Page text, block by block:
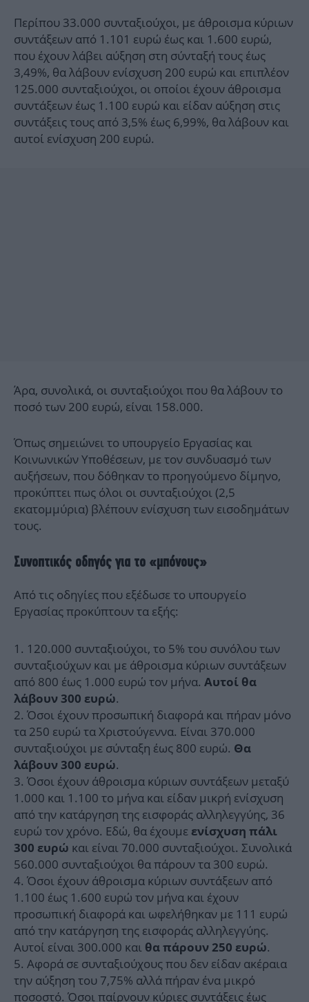
Περίπου 33.000 συνταξιούχοι, με άθροισμα κύριων
συντάξεων από 1.101 ευρώ έως και 1.600 ευρώ,
που έχουν λάβει αύξηση στη σύνταξή τους έως
3,49%, θα λάβουν ενίσχυση 200 ευρώ και επιπλέον
125.000 συνταξιούχοι, οι οποίοι έχουν άθροισμα
συντάξεων έως 1.100 ευρώ και είδαν αύξηση στις
συντάξεις τους από 3,5% έως 6,99%, θα λάβουν και
αυτοί ενίσχυση 200 ευρώ.
Άρα, συνολικά, οι συνταξιούχοι που θα λάβουν το
ποσό των 200 ευρώ, είναι 158.000.
Όπως σημειώνει το υπουργείο Εργασίας και
Κοινωνικών Υποθέσεων, με τον συνδυασμό των
αυξήσεων, που δόθηκαν το προηγούμενο δίμηνο,
προκύπτει πως όλοι οι συνταξιούχοι (2,5
εκατομμύρια) βλέπουν ενίσχυση των εισοδημάτων
τους.
Συνοπτικός οδηγός για το «μπόνους»
Από τις οδηγίες που εξέδωσε το υπουργείο
Εργασίας προκύπτουν τα εξής:
120.000 συνταξιούχοι, το 5% του συνόλου των
συνταξιούχων και με άθροισμα κύριων συντάξεων
από 800 έως 1.000 ευρώ τον μήνα. Αυτοί θα
λάβουν 300 ευρώ.
Όσοι έχουν προσωπική διαφορά και πήραν μόνο
τα 250 ευρώ τα Χριστούγεννα. Είναι 370.000
συνταξιούχοι με σύνταξη έως 800 ευρώ. Θα
λάβουν 300 ευρώ.
Όσοι έχουν άθροισμα κύριων συντάξεων μεταξύ
1.000 και 1.100 το μήνα και είδαν μικρή ενίσχυση
από την κατάργηση της εισφοράς αλληλεγγύης, 36
ευρώ τον χρόνο. Εδώ, θα έχουμε ενίσχυση πάλι
300 ευρώ και είναι 70.000 συνταξιούχοι. Συνολικά
560.000 συνταξιούχοι θα πάρουν τα 300 ευρώ.
Όσοι έχουν άθροισμα κύριων συντάξεων από
1.100 έως 1.600 ευρώ τον μήνα και έχουν
προσωπική διαφορά και ωφελήθηκαν με 111 ευρώ
από την κατάργηση της εισφοράς αλληλεγγύης.
Αυτοί είναι 300.000 και θα πάρουν 250 ευρώ.
Αφορά σε συνταξιούχους που δεν είδαν ακέραια
την αύξηση του 7,75% αλλά πήραν ένα μικρό
ποσοστό. Όσοι παίρνουν κύριες συντάξεις έως